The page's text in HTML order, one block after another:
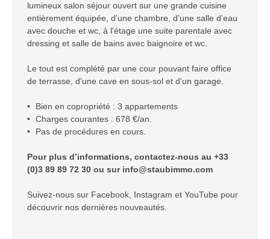
lumineux salon séjour ouvert sur une grande cuisine
entièrement équipée, d'une chambre, d'une salle d'eau
avec douche et wc, à l'étage une suite parentale avec
dressing et salle de bains avec baignoire et wc.
Le tout est complété par une cour pouvant faire office
de terrasse, d'une cave en sous-sol et d'un garage.
Bien en copropriété : 3 appartements
Charges courantes : 678 €/an.
Pas de procédures en cours.
Pour plus d’informations, contactez-nous au +33
(0)3 89 89 72 30 ou sur info@staubimmo.com
Suivez-nous sur Facebook, Instagram et YouTube pour
découvrir nos dernières nouveautés.